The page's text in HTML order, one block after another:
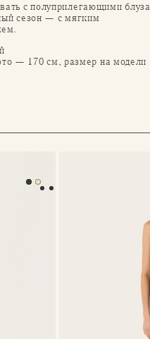
с полуприлегающими
сезон — с мягким
— 170 см, размер на